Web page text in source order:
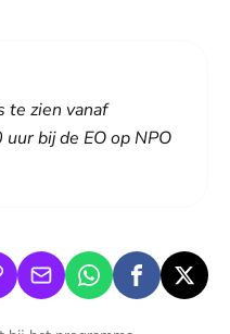
te zien vanaf
bij de EO op NPO